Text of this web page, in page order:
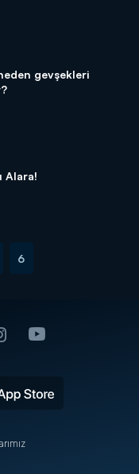
gevşekleri
Alara!
6